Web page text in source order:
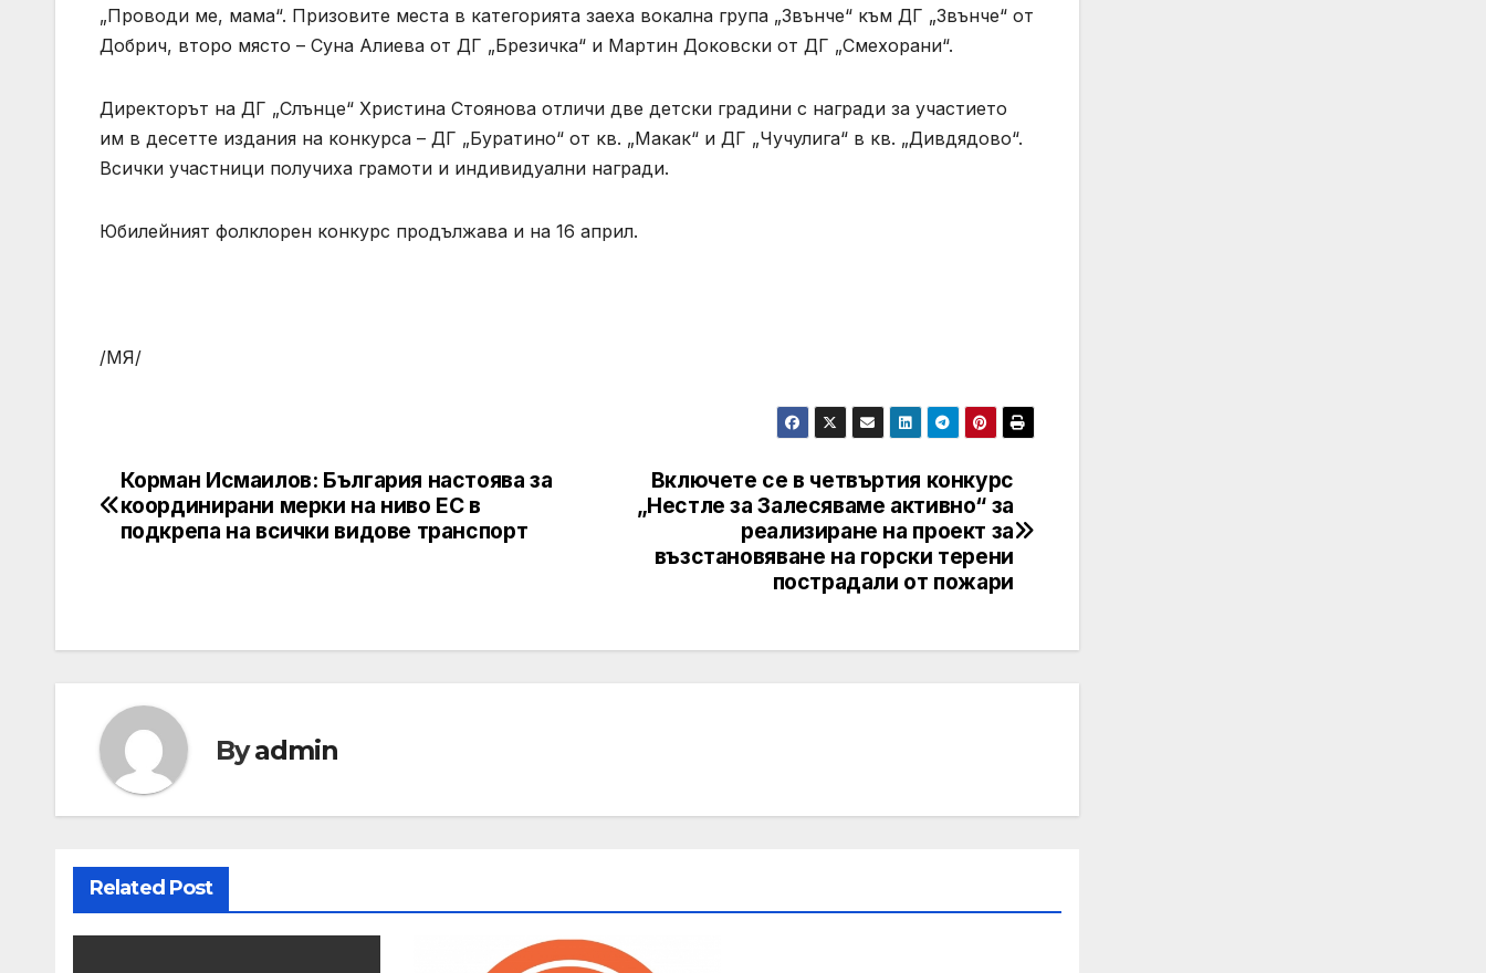
„Проводи ме, мама“. Призовите места в категорията заеха вокална група „Звънче“ към ДГ „Звънче“ от
Добрич, второ място – Суна Алиева от ДГ „Брезичка“ и Мартин Доковски от ДГ „Смехорани“.
Директорът на ДГ „Слънце“ Христина Стоянова отличи две детски градини с награди за участието
им в десетте издания на конкурса – ДГ „Буратино“ от кв. „Макак“ и ДГ „Чучулига“ в кв. „Дивдядово“.
Всички участници получиха грамоти и индивидуални награди.
Юбилейният фолклорен конкурс продължава и на 16 април.
/МЯ/
Post
navigation
Включете се в четвъртия конкурс
„Нестле за Залесяваме активно“ за
реализиране на проект за
възстановяване на горски терени
пострадали от пожари
Корман Исмаилов: България настоява за
координирани мерки на ниво ЕС в
подкрепа на всички видове транспорт
Byadmin
Related Post